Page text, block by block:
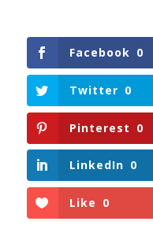
Facebook 0
Twitter 0
Pinterest 0
LinkedIn 0
Like 0